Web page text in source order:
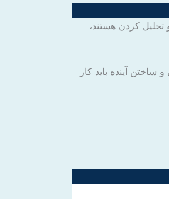
تحلیل کردن هستند،
آینده باید کار